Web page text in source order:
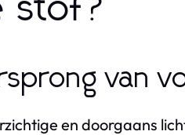
stof?
van
en doorgaans